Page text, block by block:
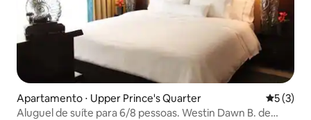
Apartamento ⋅ Upper Prince's Quarter 5 de
5 (3)
Aluguel de suíte para 6/8 pessoas. Westin Dawn B. de